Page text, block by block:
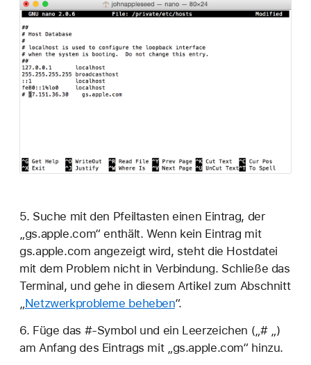
5. Suche mit den Pfeiltasten einen Eintrag, der
„gs.apple.com“ enthält. Wenn kein Eintrag mit
gs.apple.com angezeigt wird, steht die Hostdatei
mit dem Problem nicht in Verbindung. Schließe das
Terminal, und gehe in diesem Artikel zum Abschnitt
Netzwerkprobleme beheben“.
6. Füge das #-Symbol und ein Leerzeichen („# „)
am Anfang des Eintrags mit „gs.apple.com“ hinzu.